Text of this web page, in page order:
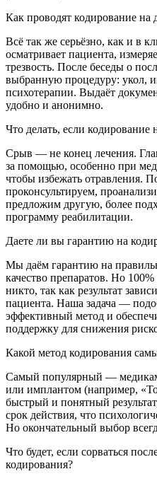
Как проводят кодирование на
Всё так же серьёзно, как и в
осматривает пациента,
трезвость. После беседы о
выбранную процедуру: укол,
психотерапии. Выдаёт
удобно и анонимно.
Что делать, если кодирование
Срыв — не конец лечения.
за помощью, особенно при
чтобы избежать отравления.
проконсультируем,
предложим другую, более
программу реабилитации.
Даете ли вы гарантию на
Мы даём гарантию на
качество препаратов. Но
никто, так как результат
пациента. Наша задача —
эффективный метод и
поддержку для снижения
Какой метод кодирования
Самый популярный —
или имплантом (например,
быстрый и понятный
срок действия, что
Но окончательный выбор
Что будет, если сорваться
кодирования?